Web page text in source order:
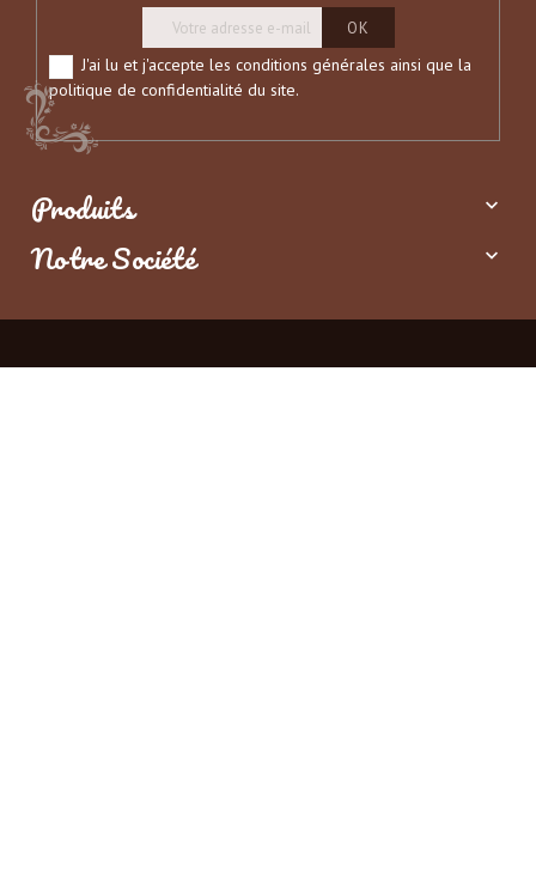
J'ai lu et j'accepte les conditions générales ainsi que la
politique de confidentialité du site.
Produits 
Notre Société 